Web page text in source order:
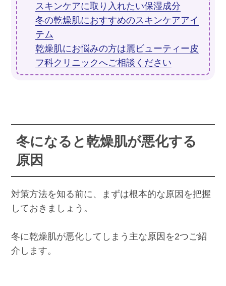
スキンケアに取り入れたい保湿成分
冬の乾燥肌におすすめのスキンケアアイ
テム
乾燥肌にお悩みの方は麗ビューティー皮
フ科クリニックへご相談ください
冬になると乾燥肌が悪化する
原因
対策方法を知る前に、まずは根本的な原因を把握
しておきましょう。
冬に乾燥肌が悪化してしまう主な原因を2つご紹
介します。